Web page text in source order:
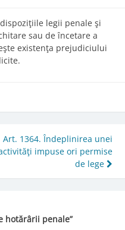
legii penale şi
sau de încetare a
existenţa prejudiciului
Art. 1364. Îndeplinirea unei
impuse ori permise
de lege
hotărârii penale”